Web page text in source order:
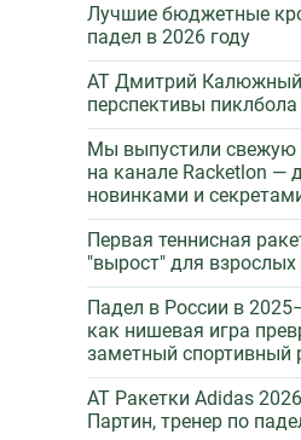
Лучшие бюджетные
падел в 2026 году
AT Дмитрий
перспективы
Мы выпустили свежую
на канале Racketlon —
новинками и
Первая теннисная
"вырост" для
Падел в России в
как нишевая игра
заметный спортивный
AT Ракетки Adidas
Партин, тренер по